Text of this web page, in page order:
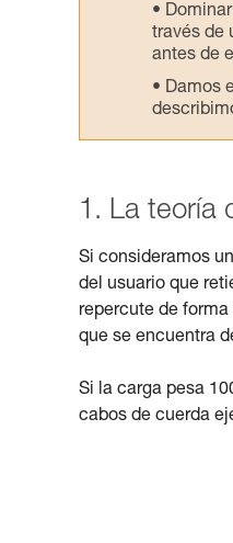
través de
antes de
Damos
1. La teoría
Si consideramos
del usuario que
repercute de
que se encuentra
Si la carga pesa
cabos de cuerda